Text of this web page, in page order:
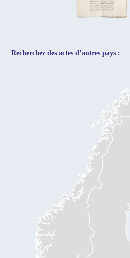
Recherchez des actes d’autres pays :